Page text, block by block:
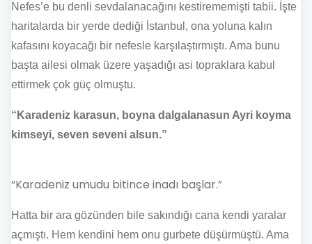
Nefes’e bu denli sevdalanacağını kestirememişti tabii. İşte
haritalarda bir yerde dediği İstanbul, ona yoluna kalın
kafasını koyacağı bir nefesle karşılaştırmıştı. Ama bunu
başta ailesi olmak üzere yaşadığı asi topraklara kabul
ettirmek çok güç olmuştu.
“Karadeniz karasun, boyna dalgalanasun Ayri koyma
kimseyi, seven seveni alsun.”
“Karadeniz umudu bitince inadı başlar.”
Hatta bir ara gözünden bile sakındığı cana kendi yaralar
açmıştı. Hem kendini hem onu gurbete düşürmüştü. Ama